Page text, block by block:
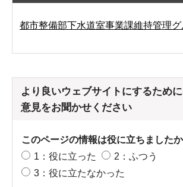
都市整備部下水道室事業課維持管理
より良いウェブサイトにするため
意見をお聞かせください
このページの情報は役に立ちました
1：役に立った
2：ふつう
3：役に立たなかった